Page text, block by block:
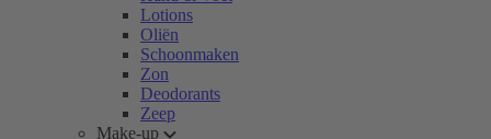
Lotions
Oliën
Schoonmaken
Zon
Deodorants
Zeep
Make-up